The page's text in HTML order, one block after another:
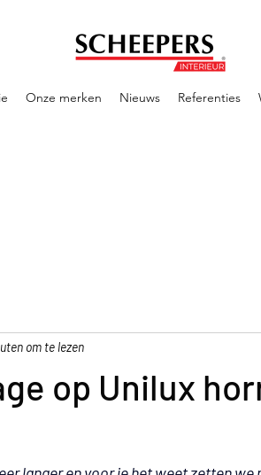
Onze merken Nieuws Referenties
op Unilux
om te lezen